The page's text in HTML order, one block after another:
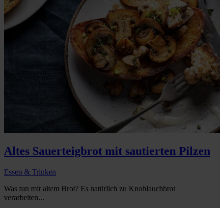
Altes Sauerteigbrot mit sautierten Pilzen
Essen & Trinken
Was tun mit altem Brot? Es natürlich zu Knoblauchbrot
verarbeiten...